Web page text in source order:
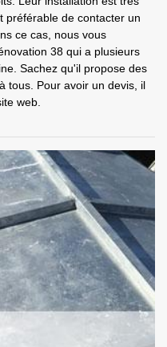
préférable de contacter un
ce cas, nous vous
38 qui a plusieurs
Sachez qu'il propose des
tous. Pour avoir un devis, il
web.